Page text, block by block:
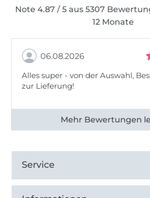
Note 4.87 / 5 aus 5307
12 Monate
06.08.2026
Alles super - von der Auswahl,
zur Lieferung!
Alle 82968 Bewertungen
Service